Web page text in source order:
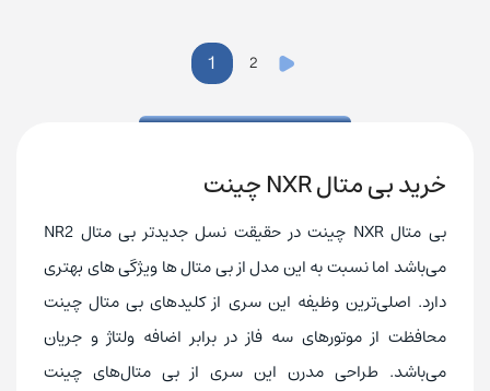
1 2
خرید بی متال NXR چینت
بی متال NXR چینت در حقیقت نسل جدیدتر بی متال NR2
می‌باشد اما نسبت به این مدل از بی متال ها ویژگی های بهتری
دارد. اصلی‌ترین وظیفه این سری از کلیدهای بی متال چینت
محافظت از موتورهای سه فاز در برابر اضافه ولتاژ و جریان
می‌باشد. طراحی مدرن این سری از بی متال‌های چینت